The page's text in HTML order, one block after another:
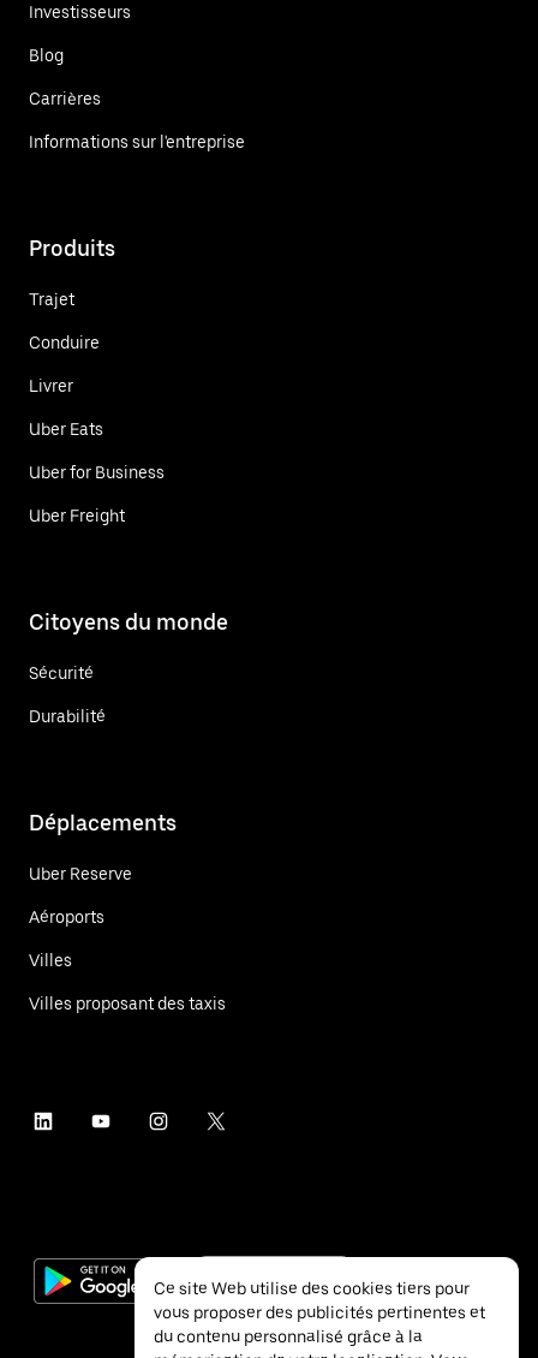
Investisseurs
Blog
Carrières
Informations sur l'entreprise
Produits
Trajet
Conduire
Livrer
Uber Eats
Uber for Business
Uber Freight
Citoyens du monde
Sécurité
Durabilité
Déplacements
Uber Reserve
Aéroports
Villes
Villes proposant des taxis
Ce site Web utilise des cookies tiers pour
vous proposer des publicités pertinentes et
du contenu personnalisé grâce à la